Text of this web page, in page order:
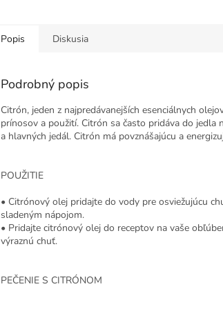
Popis Diskusia
Podrobný popis
Citrón, jeden z najpredávanejších esenciálnych
prínosov a použití. Citrón sa často pridáva do jedla
a hlavných jedál. Citrón má povznášajúcu a
POUŽITIE
• Citrónový olej pridajte do vody pre osviežujúcu
sladeným nápojom.
• Pridajte citrónový olej do receptov na vaše
výraznú chuť.
PEČENIE S CITRÓNOM